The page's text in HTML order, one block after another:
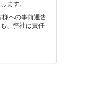
ます。
様への事前通告
、弊社は責任